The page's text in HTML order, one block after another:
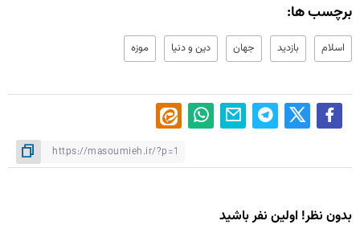
برچسب ها:
اسلام بازدید جهان دین و دنیا موزه
بدون نظر! اولین نفر باشید